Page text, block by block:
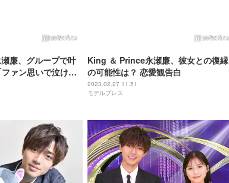
廉、グループで叶
ァン思いで泣け
しい」の声
King ＆ Prince永瀬廉、彼女との復縁
の可能性は？ 恋愛観告白
2023.02.27 11:51
モデルプレス